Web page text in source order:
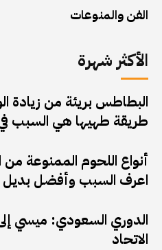
الفن والمنوعات
الأكثر شهرة
البطاطس بريئة من زيادة
طريقة طهيها هي السبب
أنواع اللحوم الممنوعة من
اعرف السبب وأفضل بديل
الدوري السعودي: ميسي إلى
الاتحاد